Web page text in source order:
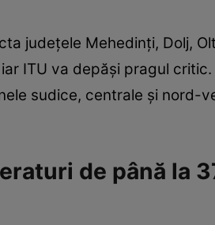
județele Mehedinți, Dolj,
ITU va depăși pragul
sudice, centrale și nord-
de până la